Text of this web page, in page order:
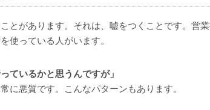
とがあります。それは、嘘をつくことです。営
使っている人がいます。
ているかと思うんですが」
に悪質です。こんなパターンもあります。